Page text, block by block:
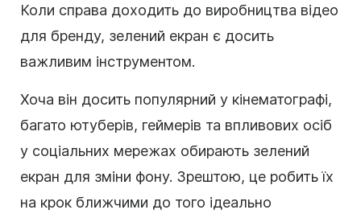
Коли справа доходить до виробництва відео
для бренду, зелений екран є досить
важливим інструментом.
Хоча він досить популярний у кінематографі,
багато ютуберів, геймерів та впливових осіб
у соціальних мережах обирають зелений
екран для зміни фону. Зрештою, це робить їх
на крок ближчими до того ідеально